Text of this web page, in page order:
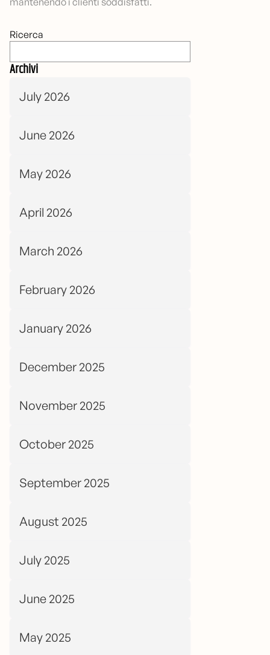
Ricerca
Archivi
July 2026
June 2026
May 2026
April 2026
March 2026
February 2026
January 2026
December 2025
November 2025
October 2025
September 2025
August 2025
July 2025
June 2025
May 2025